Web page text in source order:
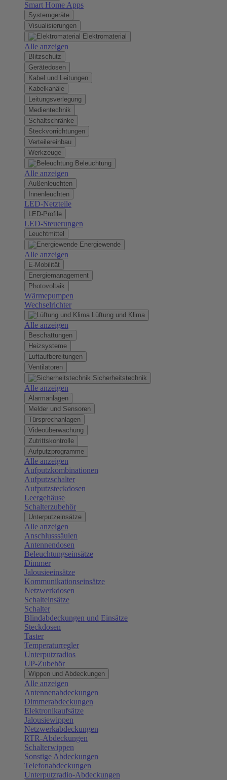
Smart Home Apps
Systemgeräte
Visualisierungen
Elektromaterial
Alle anzeigen
Blitzschutz
Gerätedosen
Kabel und Leitungen
Kabelkanäle
Leitungsverlegung
Medientechnik
Schaltschränke
Steckvorrichtungen
Verteilereinbau
Werkzeuge
Beleuchtung
Alle anzeigen
Außenleuchten
Innenleuchten
LED-Netzteile
LED-Profile
LED-Steuerungen
Leuchtmittel
Energiewende
Alle anzeigen
E-Mobilität
Energiemanagement
Photovoltaik
Wärmepumpen
Wechselrichter
Lüftung und Klima
Alle anzeigen
Beschattungen
Heizsysteme
Luftaufbereitungen
Ventilatoren
Sicherheitstechnik
Alle anzeigen
Alarmanlagen
Melder und Sensoren
Türsprechanlagen
Videoüberwachung
Zutrittskontrolle
Aufputzprogramme
Alle anzeigen
Aufputzkombinationen
Aufputzschalter
Aufputzsteckdosen
Leergehäuse
Schalterzubehör
Unterputzeinsätze
Alle anzeigen
Anschlusssäulen
Antennendosen
Beleuchtungseinsätze
Dimmer
Jalousieeinsätze
Kommunikationseinsätze
Netzwerkdosen
Schalteinsätze
Schalter
Blindabdeckungen und Einsätze
Steckdosen
Taster
Temperaturregler
Unterputzradios
UP-Zubehör
Wippen und Abdeckungen
Alle anzeigen
Antennenabdeckungen
Dimmerabdeckungen
Elektronikaufsätze
Jalousiewippen
Netzwerkabdeckungen
RTR-Abdeckungen
Schalterwippen
Sonstige Abdeckungen
Telefonabdeckungen
Unterputzradio-Abdeckungen